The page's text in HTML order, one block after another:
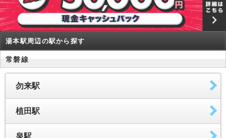
湯本駅周辺の駅から探す
常磐線
勿来駅
植田駅
泉駅